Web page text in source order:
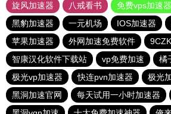
旋风加速器
八戒看书
免费vps加速
黑豹加速器
一元机场 IOS加速器
苹果加速器
外网加速免费软件
智康汉化软件下载站
vp免费加速
橘
极光vp加速器
快连pvn加速器
极光
黑洞加速官网
每天试用一小时加速器